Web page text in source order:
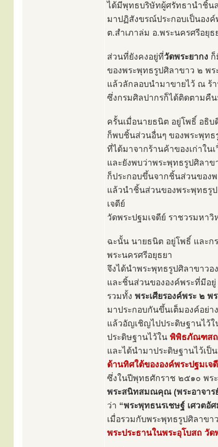
ได้มีพุทธบริษัทผู้ศรัทธานำชิ้น
มาปฏิสังขรณ์ประกอบเป็นอง
ต.สำเภาล่ม อ.พระนครศรีอยุ
ส่วนที่ยังคงอยู่ที่วัดพระยากง ก็
ของพระพุทธรูปศิลาขาว ๒ พร
แล้วลักลอบนำมาขายไว้ ณ ร้า
ซึ่งกรมศิลปากรก็ได้ติดตามคื
ครั้นเมื่อนายธนิต อยู่โพธิ์ อธิ
ก็พบชิ้นส่วนอื่นๆ ของพระพุทธ
ที่ได้มาจากร้านค้าของเก่าใน
และยังพบว่าพระพุทธรูปศิลาข
ก็ประกอบขึ้นจากชิ้นส่วนของ
แล้วนำชิ้นส่วนของพระพุทธรู
เจดีย์
วัดพระปฐมเจดีย์ ราชวรมหา
ฉะนั้น นายธนิต อยู่โพธิ์ และก
พระนครศรีอยุธยา
จึงได้นำพระพุทธรูปศิลาขาวอ
และชิ้นส่วนขององค์พระที่มีอ
รวมทั้ง พระเศียรองค์พระ ๒ พร
มาประกอบกันขึ้นเต็มองค์อย่
แล้วอัญเชิญไปประดิษฐานไว้
ประดิษฐานไว้ใน พิพิธภัณฑสถ
และได้นำมาประดิษฐานไว้เ
ด้านทิศใต้ขององค์พระปฐมเจ
ซึ่งในปีพุทธศักราช ๒๕๑๐ พร
พระสนิทสมณคุณ (พระอาจาร
ว่า “พระพุทธนรเชษฐ์ เศวตอั
เมื่อรวมกับพระพุทธรูปศิลาข
พระประธานในพระอุโบสถ วั